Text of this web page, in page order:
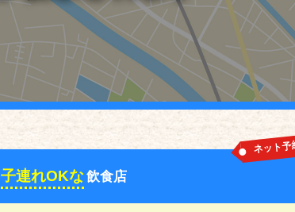
子連れOKな飲食店
ネット予